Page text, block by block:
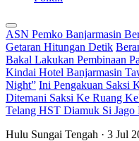
ASN Pemko Banjarmasin
Getaran Hitungan Detik
Bakal Lakukan Pembinaan
Kindai Hotel Banjarmasin
Night” Ini Pengakuan Saksi
Ditemani Saksi Ke Ruang
Telang HST Diamuk Si Jago
Hulu Sungai Tengah · 3 Jul